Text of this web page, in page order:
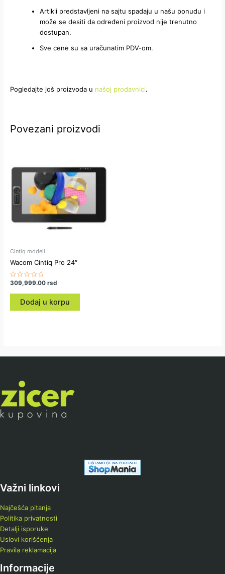
Artikli predstavljeni na sajtu spadaju u našu ponudu i
može se desiti da određeni proizvod nije trenutno
dostupan.
Sve cene su sa uračunatim PDV-om.
Pogledajte još proizvoda u našoj prodavnici.
Povezani proizvodi
Cintiq modeli
Wacom Cintiq Pro 24″
Ocenjeno
0
309,999.00rsd
Dodaj u korpu
Važni linkovi
Najčešća pitanja
Politika privatnosti
Detalji isporuke
Uslovi korišćenja
Pravila reklamacija
Informacije